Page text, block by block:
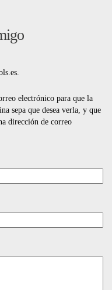
electrónico para que la
sepa que desea verla, y que
dirección de correo